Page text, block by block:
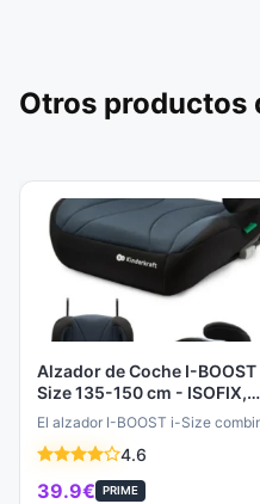
Otros productos
Alzador de Coche I-
Size 135-150 cm - ISOFIX,
Ergonómico, Cómodo y
Años - Negro
El alzador I-BOOST i-Size
R129) y máxima comodidad para
niños de…
4.6
39.9€ PRIME